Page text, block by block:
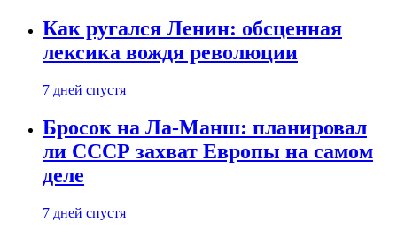
Как ругался Ленин: обсценная
лексика вождя революции
7 дней спустя
Бросок на Ла-Манш: планировал
ли СССР захват Европы на самом
деле
7 дней спустя